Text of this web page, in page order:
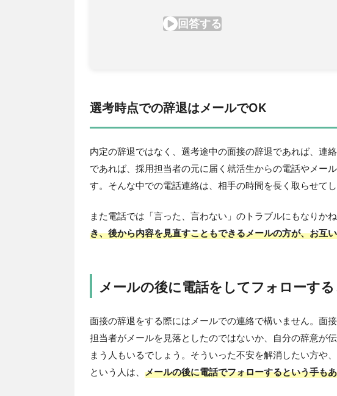
選考時点での辞退はメールでOK
内定の辞退ではなく、選考途中の面接の辞退であれば、連
であれば、採用担当者の元に届く就活生からの電話やメー
す。そんな中での電話連絡は、相手の時間を長く取らせて
また電話では「言った、言わない」のトラブルにもなりか
き、後から内容を見直すこともできるメールの方が、お互
メールの後に電話をしてフォローす
面接の辞退をする際にはメールでの連絡で構いません。面
担当者がメールを見落としたのではないか、自分の辞意が
まう人もいるでしょう。そういった不安を解消したい方や
という人は、 メールの後に電話でフォローするという手も